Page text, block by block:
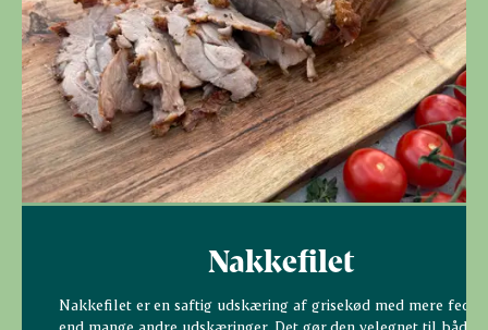
Nakkefilet
Nakkefilet er en saftig udskæring af grisekød med mere fedt
end mange andre udskæringer. Det gør den velegnet til både